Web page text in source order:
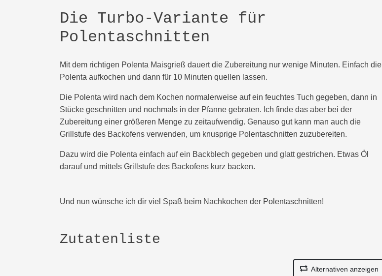
Die Turbo-Variante für
Polentaschnitten
Mit dem richtigen Polenta Maisgrieß dauert die Zubereitung nur wenige Minuten. Einfach die
Polenta aufkochen und dann für 10 Minuten quellen lassen.
Die Polenta wird nach dem Kochen normalerweise auf ein feuchtes Tuch gegeben, dann in
Stücke geschnitten und nochmals in der Pfanne gebraten. Ich finde das aber bei der
Zubereitung einer größeren Menge zu zeitaufwendig. Genauso gut kann man auch die
Grillstufe des Backofens verwenden, um knusprige Polentaschnitten zuzubereiten.
Dazu wird die Polenta einfach auf ein Backblech gegeben und glatt gestrichen. Etwas Öl
darauf und mittels Grillstufe des Backofens kurz backen.
Und nun wünsche ich dir viel Spaß beim Nachkochen der Polentaschnitten!
Zutatenliste
Alternativen anzeigen